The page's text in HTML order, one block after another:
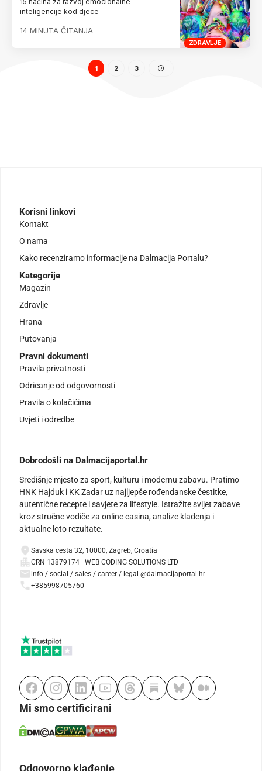
ZDRAVLJE
inteligencije kod djece
14 MINUTA ČITANJA
1 2 3
Korisni linkovi
Kontakt
O nama
Kako recenziramo informacije na Dalmacija Portalu?
Kategorije
Magazin
Zdravlje
Hrana
Putovanja
Pravni dokumenti
Pravila privatnosti
Odricanje od odgovornosti
Pravila o kolačićima
Uvjeti i odredbe
Dobrodošli na Dalmacijaportal.hr
Središnje mjesto za sport, kulturu i modernu zabavu. Pratimo
HNK Hajduk i KK Zadar uz najljepše rođendanske čestitke,
autentične recepte i savjete za lifestyle. Istražite svijet zabave
kroz stručne vodiče za online casina, analize klađenja i
aktualne loto rezultate.
Savska cesta 32, 10000, Zagreb, Croatia
CRN 13879174 | WEB CODING SOLUTIONS LTD
info / social / sales / career / legal @dalmacijaportal.hr
+385998705760
Mi smo certificirani
Odgovorno klađenje